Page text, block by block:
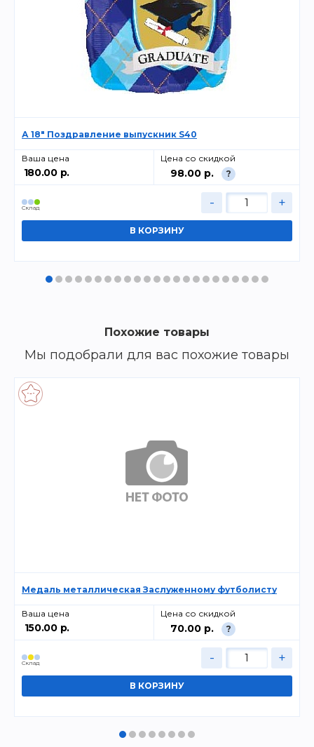
А 18" Поздравление выпускник S40
Ваша цена
180.00 р.
Цена со скидкой
98.00 р. ?
Cклад - +
Похожие товары
Мы подобрали для вас похожие товары
Медаль металлическая Заслуженному футболисту
Ваша цена
150.00 р.
Цена со скидкой
70.00 р. ?
Cклад - +